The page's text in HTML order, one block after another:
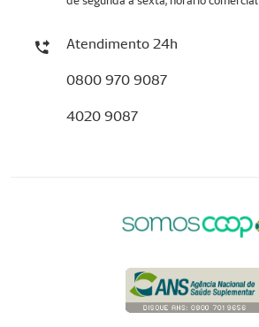
Atendimento 24h
0800 970 9087
4020 9087